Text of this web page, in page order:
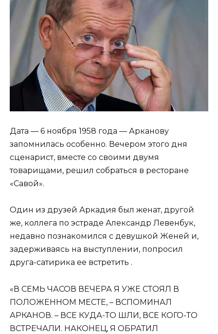
Дата — 6 ноября 1958 года — Арканову
запомнилась особенно. Вечером этого дня
сценарист, вместе со своими двумя
товарищами, решил собраться в ресторане
«Савой».
Один из друзей Аркадия был женат, другой
же, коллега по эстраде Александр Левенбук,
недавно познакомился с девушкой Женей и,
задерживаясь на выступлении, попросил
друга-сатирика ее встретить .
«В СЕМЬ ЧАСОВ ВЕЧЕРА Я УЖЕ СТОЯЛ В
ПОЛОЖЕННОМ МЕСТЕ, – ВСПОМИНАЛ
АРКАНОВ. – ВСЕ КУДА-ТО ШЛИ, ВСЕ КОГО-ТО
ВСТРЕЧАЛИ. НАКОНЕЦ, Я ОБРАТИЛ